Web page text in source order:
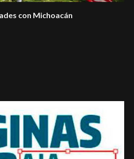
con Michoacán